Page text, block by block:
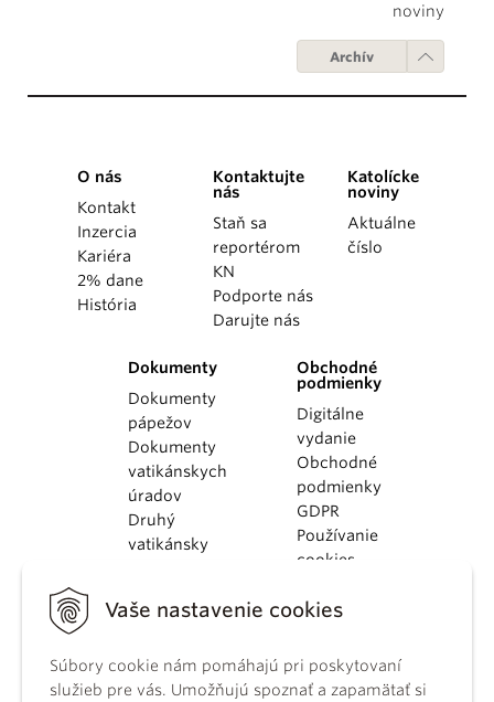
Vaše nastavenie cookies
Súbory cookie nám pomáhajú pri poskytovaní
služieb pre vás. Umožňujú spoznať a zapamätať si
noviny
Archív
O nás
Kontakt
Inzercia
Kariéra
2% dane
História
Kontaktujte
nás
Staň sa
reportérom
KN
Podporte nás
Darujte nás
Katolícke
noviny
Aktuálne
číslo
Dokumenty
Dokumenty
pápežov
Dokumenty
vatikánskych
úradov
Druhý
vatikánsky
KBS
kánonického
práva
Obchodné
podmienky
Digitálne
vydanie
Obchodné
podmienky
GDPR
Používanie
cookies